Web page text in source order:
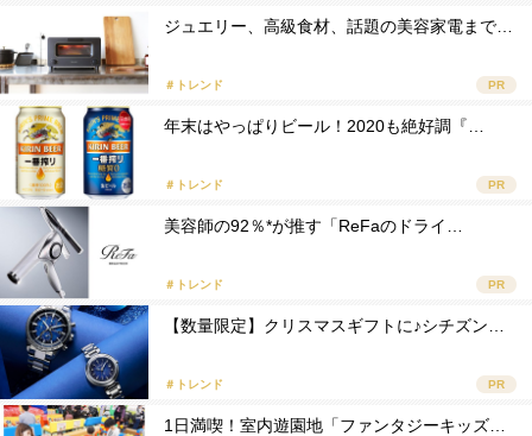
ジュエリー、高級食材、話題の美容家電まで…
＃トレンド PR
年末はやっぱりビール！2020も絶好調『…
＃トレンド PR
美容師の92％*が推す「ReFaのドライ…
＃トレンド PR
【数量限定】クリスマスギフトに♪シチズン…
＃トレンド PR
1日満喫！室内遊園地「ファンタジーキッズ…